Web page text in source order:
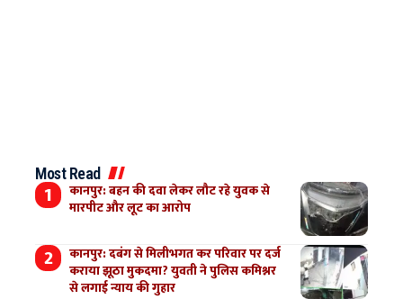
Most Read
कानपुर: बहन की दवा लेकर लौट रहे युवक से
मारपीट और लूट का आरोप
कानपुर: दबंग से मिलीभगत कर परिवार पर दर्ज
कराया झूठा मुकदमा? युवती ने पुलिस कमिश्नर
से लगाई न्याय की गुहार